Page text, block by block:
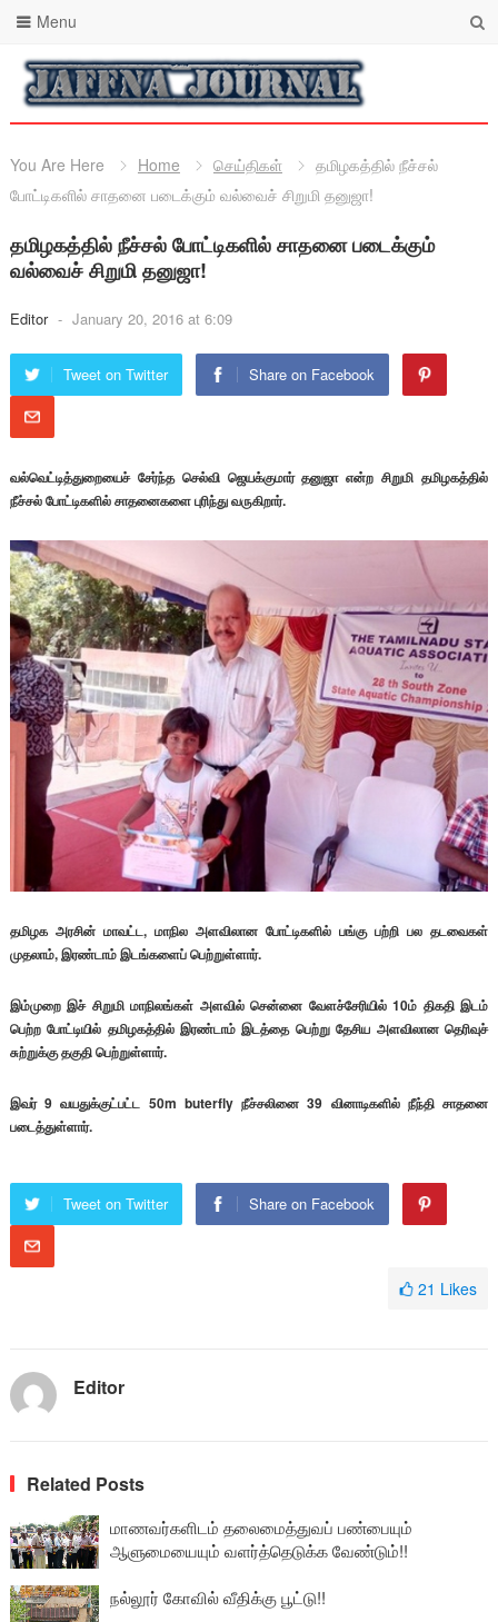
Menu
You Are Here Home செய்திகள்
தமிழகத்தில் நீச்சல்
போட்டிகளில் சாதனை படைக்கும் வல்வைச் சிறுமி தனுஜா!
தமிழகத்தில் நீச்சல் போட்டிகளில் சாதனை படைக்கும்
வல்வைச் சிறுமி தனுஜா!
Editor - January 20, 2016 at 6:09
Tweet on Twitter Share on Facebook
வல்வெட்டித்துறையைச் சேர்ந்த செல்வி ஜெயக்குமார் தனுஜா என்ற சிறுமி தமிழகத்தில்
நீச்சல் போட்டிகளில் சாதனைகளை புரிந்து வருகிறார்.
தமிழக அரசின் மாவட்ட, மாநில அளவிலான போட்டிகளில் பங்கு பற்றி பல தடவைகள்
முதலாம், இரண்டாம் இடங்களைப் பெற்றுள்ளார்.
இம்முறை இச் சிறுமி மாநிலங்கள் அளவில் சென்னை வேளச்சேரியில் 10ம் திகதி இடம்
பெற்ற போட்டியில் தமிழகத்தில் இரண்டாம் இடத்தை பெற்று தேசிய அளவிலான தெரிவுச்
சுற்றுக்கு தகுதி பெற்றுள்ளார்.
இவர் 9 வயதுக்குட்பட்ட 50m buterfly நீச்சலினை 39 வினாடிகளில் நீந்தி சாதனை
படைத்துள்ளார்.
Tweet on Twitter Share on Facebook
21 Likes
Editor
Related Posts
மாணவர்களிடம் தலைமைத்துவப் பண்பையும்
ஆளுமையையும் வளர்த்தெடுக்க வேண்டும்!!
நல்லூர் கோவில் வீதிக்கு பூட்டு!!